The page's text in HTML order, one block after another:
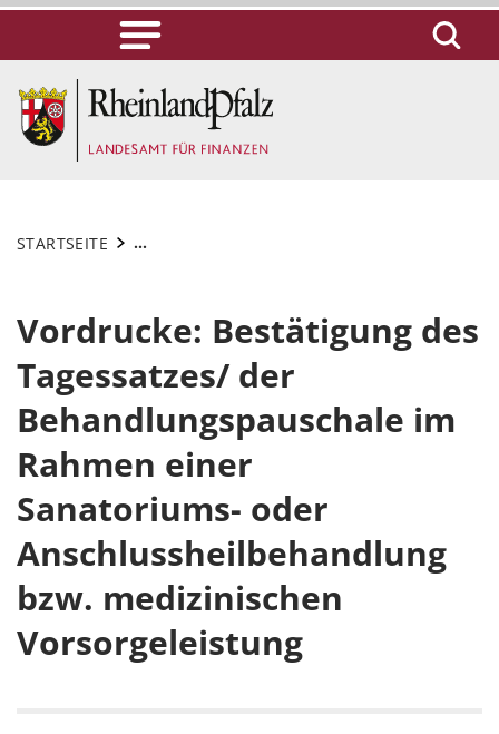
STARTSEITE ...
Vordrucke: Bestätigung des
Tagessatzes/ der
Behandlungspauschale im
Rahmen einer
Sanatoriums- oder
Anschlussheilbehandlung
bzw. medizinischen
Vorsorgeleistung